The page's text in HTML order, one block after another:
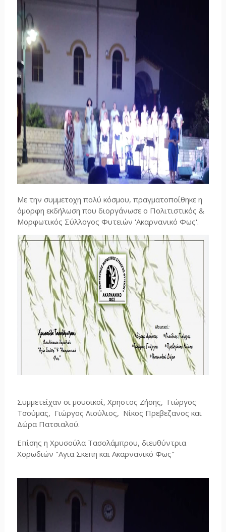
Με την συμμετοχη πολύ κόσμου, πραγματοποίθηκε η
όμορφη εκδήλωση που διοργάνωσε ο Πολιτιστικός &
Μορφωτικός Σύλλογος Φυτειών 'Ακαρνανικό Φως'.
Συμμετείχαν οι μουσικοί, Χρηστος Ζήσης, Γιώργος
Τσούμας, Γιώργος Λιούλιος, Νίκος Πρεβεζανος και
Δώρα Πατσιαλού.
Επίσης η Χρυσούλα Τασολάμπρου, διευθύντρια
Χορωδιών "Αγια Σκεπη και Ακαρνανικό Φως"